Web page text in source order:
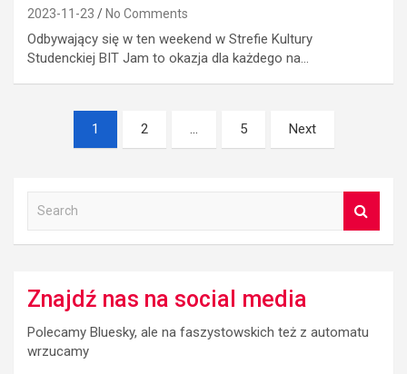
2023-11-23 No Comments
Odbywający się w ten weekend w Strefie Kultury
Studenckiej BIT Jam to okazja dla każdego na…
pagination
1 2 5 Next
h
Znajdź nas na social media
Polecamy Bluesky, ale na faszystowskich też z automatu
wrzucamy